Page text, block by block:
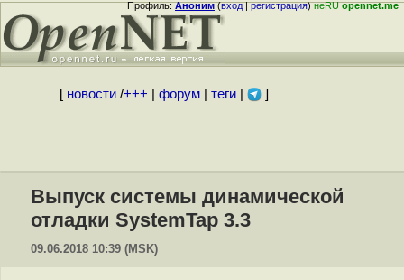
Профиль:Аноним(вход|регистрация)неRUopennet.me
[ новости/+++ форум| теги| ]
Выпуск системы динамической
отладки SystemTap 3.3
09.06.2018 10:39 (MSK)